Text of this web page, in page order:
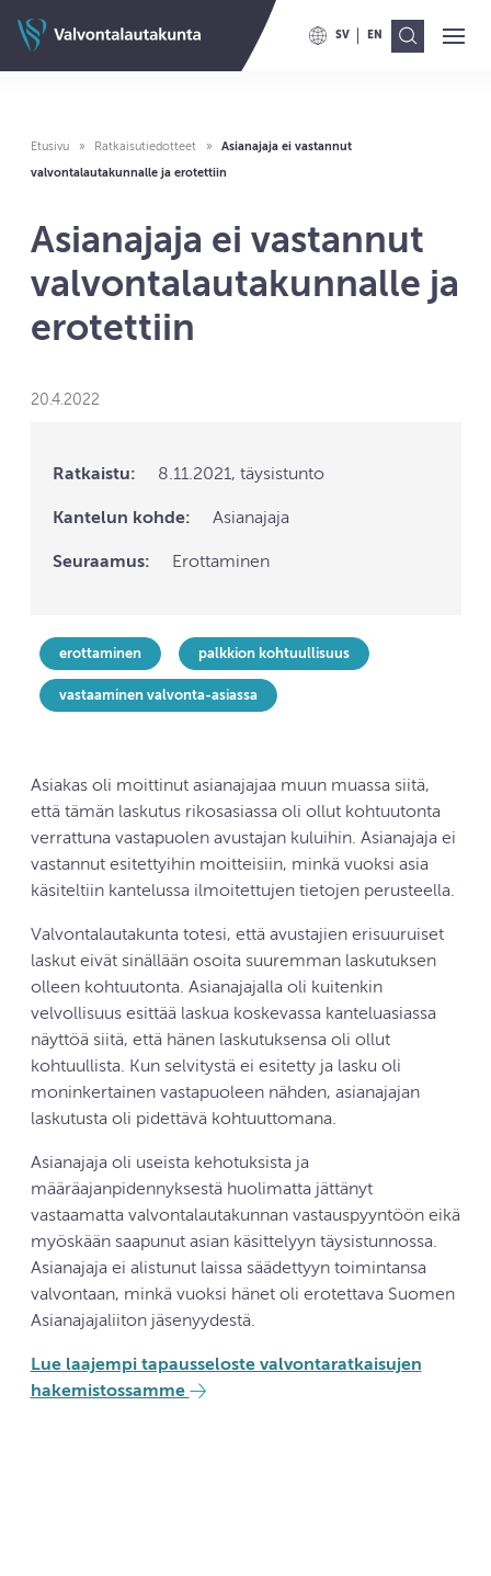
Valvontalautakunnan etusivulleSV
VAIHDA KIELELLE SWITCH
EN
VAIHDA KIELELLE
Etusivu Ratkaisutiedotteet
Asianajaja ei vastannut
valvontalautakunnalle ja erotettiin
Asianajaja ei vastannut
valvontalautakunnalle ja
erotettiin
20.4.2022
Ratkaistu: 8.11.2021, täysistunto
Kantelun kohde: Asianajaja
Seuraamus: Erottaminen
erottaminen palkkion kohtuullisuus
vastaaminen valvonta-asiassa
Asiakas oli moittinut asianajajaa muun muassa siitä,
että tämän laskutus rikosasiassa oli ollut kohtuutonta
verrattuna vastapuolen avustajan kuluihin. Asianajaja ei
vastannut esitettyihin moitteisiin, minkä vuoksi asia
käsiteltiin kantelussa ilmoitettujen tietojen perusteella.
Valvontalautakunta totesi, että avustajien erisuuruiset
laskut eivät sinällään osoita suuremman laskutuksen
olleen kohtuutonta. Asianajajalla oli kuitenkin
velvollisuus esittää laskua koskevassa kanteluasiassa
näyttöä siitä, että hänen laskutuksensa oli ollut
kohtuullista. Kun selvitystä ei esitetty ja lasku oli
moninkertainen vastapuoleen nähden, asianajajan
laskutusta oli pidettävä kohtuuttomana.
Asianajaja oli useista kehotuksista ja
määräajanpidennyksestä huolimatta jättänyt
vastaamatta valvontalautakunnan vastauspyyntöön eikä
myöskään saapunut asian käsittelyyn täysistunnossa.
Asianajaja ei alistunut laissa säädettyyn toimintansa
valvontaan, minkä vuoksi hänet oli erotettava Suomen
Asianajajaliiton jäsenyydestä.
Lue laajempi tapausseloste valvontaratkaisujen
hakemistossamme